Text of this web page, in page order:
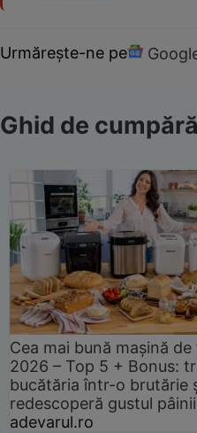
Urmărește-ne pe
Ghid de
Cea mai bună mașină
2026 – Top 5 + Bonus:
bucătăria într-o brutărie
redescoperă gustul
adevarul.ro